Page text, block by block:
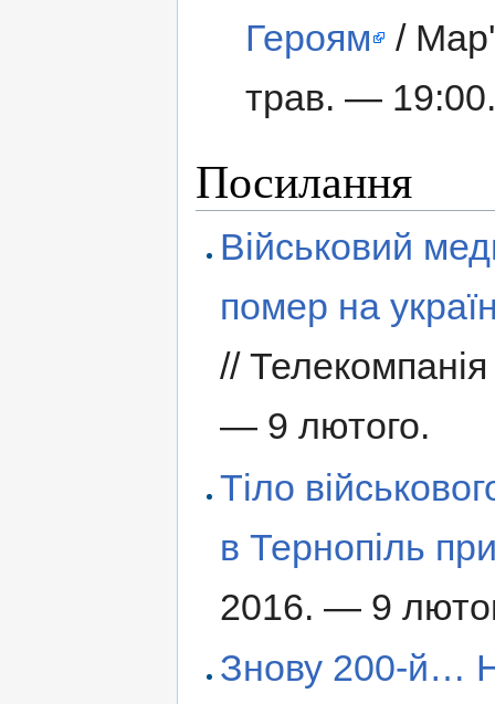
Героям
/
трав. — 19:00.
Посилання
Військовий
помер на
//
— 9 лютого.
Тіло
в Тернопіль
2016. — 9
Знову 200-й…